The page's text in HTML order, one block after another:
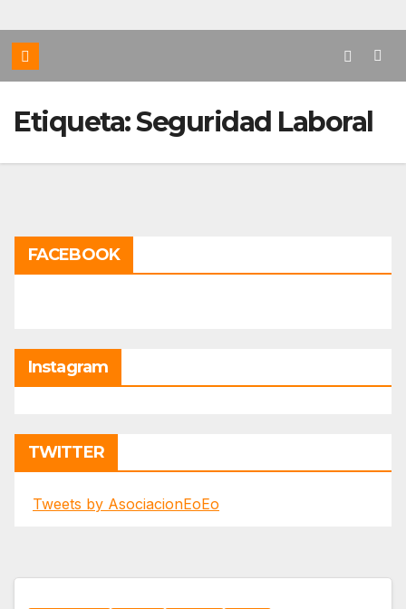
Etiqueta:Seguridad Laboral
FACEBOOK
Instagram
TWITTER
Tweets by AsociacionEoEo